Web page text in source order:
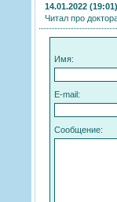
14.01.2022
Читал про
Имя:
E-mail:
Сообщение: